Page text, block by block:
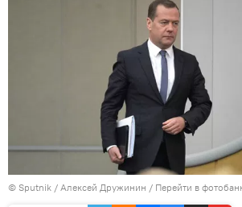
© Sputnik / Алексей Дружинин / Перейти в